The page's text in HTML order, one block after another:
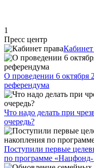
1
Пресс центр
Кабинет
О проведении 6 октября
референдума
Что надо делать при
очередь?
Поступили первые
по программе «Нацфонд-